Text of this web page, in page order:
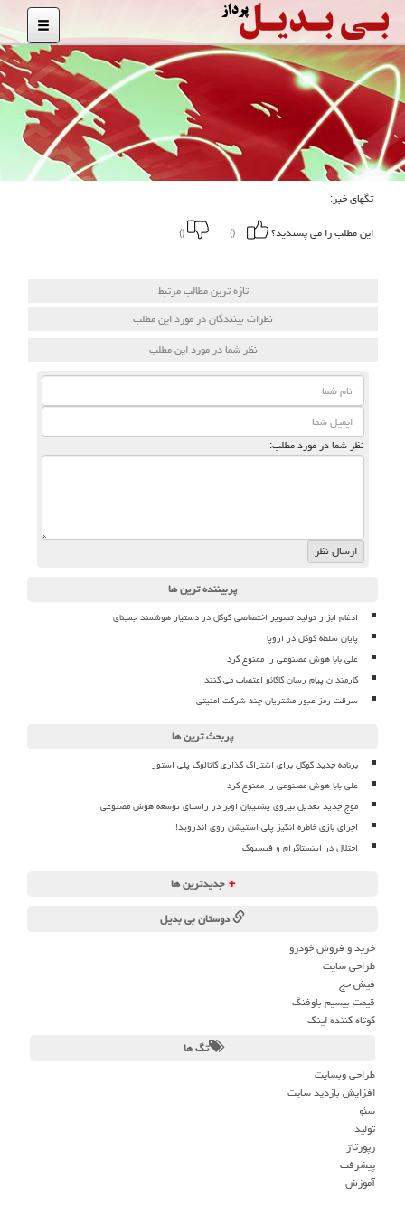
تگهای خبر:
این مطلب را می پسندید؟
()
()
تازه ترین مطالب مرتبط
نظرات بینندگان در مورد این مطلب
نظر شما در مورد این مطلب
نظر شما در مورد مطلب:
پربیننده ترین ها
ادغام ابزار تولید تصویر اختصاصی گوگل در دستیار هوشمند جمینای
پایان سلطه گوگل در اروپا
علی بابا هوش مصنوعی را ممنوع کرد
کارمندان پیام رسان کاکائو اعتصاب می کنند
سرقت رمز عبور مشتریان چند شرکت امنیتی
پربحث ترین ها
برنامه جدید گوگل برای اشتراک گذاری کاتالوگ پلی استور
علی بابا هوش مصنوعی را ممنوع کرد
موج جدید تعدیل نیروی پشتیبان اوبر در راستای توسعه هوش مصنوعی
اجرای بازی خاطره انگیز پلی استیشن روی اندروید!
اختلال در اینستاگرام و فیسبوک
+ جدیدترین ها
دوستان بی بدیل
خرید و فروش خودرو
طراحی سایت
فیش حج
قیمت بیسیم باوفنگ
کوتاه کننده لینک
تگ ها
طراحی وبسایت
افزایش بازدید سایت
سئو
تولید
رپورتاژ
پیشرفت
آموزش